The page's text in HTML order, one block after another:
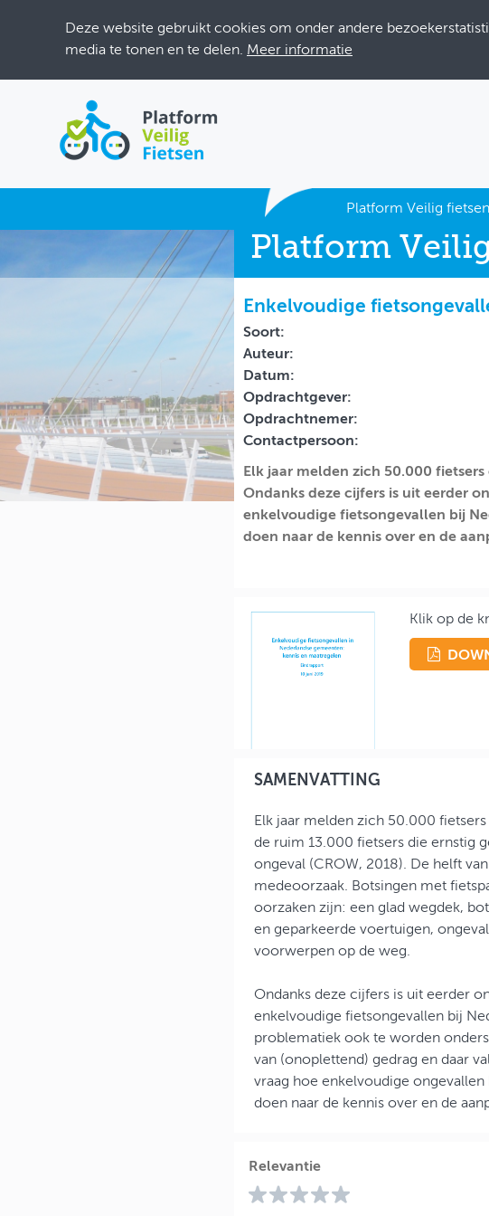
Deze website gebruikt cookies om onder andere
media te tonen en te delen. Meer informatie
BIJEENKOMSTEN
ONTWERPERSCAFÉ
INLOGGEN
Platform Veilig fietsen
Platform
Enkelvoudige
Soort:
Auteur:
Datum:
Opdrachtgever:
Opdrachtnemer:
Contactpersoon:
Elk jaar melden zich 50.000
Ondanks deze cijfers is uit eerder
enkelvoudige fietsongevallen bij
doen naar de kennis over en de
Klik op de
SAMENVATTING
Elk jaar melden zich 50.000
de ruim 13.000 fietsers die ernstig
ongeval (CROW, 2018). De helft
medeoorzaak. Botsingen met
oorzaken zijn: een glad wegdek,
en geparkeerde voertuigen,
voorwerpen op de weg.
Ondanks deze cijfers is uit eerder
enkelvoudige fietsongevallen bij
problematiek ook te worden
van (onoplettend) gedrag en daar
vraag hoe enkelvoudige
doen naar de kennis over en de
Relevantie